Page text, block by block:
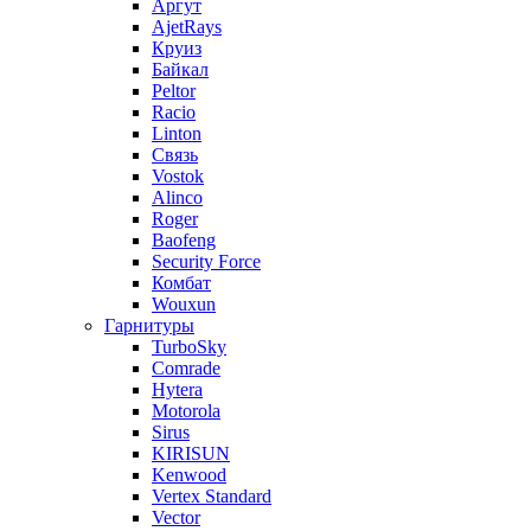
Аргут
AjetRays
Круиз
Байкал
Peltor
Racio
Linton
Связь
Vostok
Alinco
Roger
Baofeng
Security Force
Комбат
Wouxun
Гарнитуры
TurboSky
Comrade
Hytera
Motorola
Sirus
KIRISUN
Kenwood
Vertex Standard
Vector